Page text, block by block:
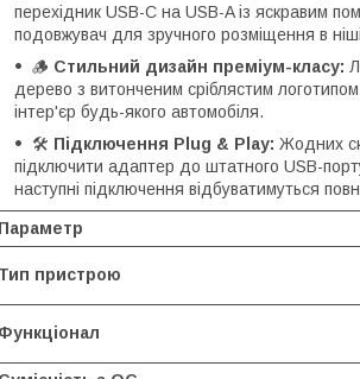
перехідник USB-C на USB-A із яскравим
подовжувач для зручного розміщення в
🪵 Стильний дизайн преміум-класу:
дерево з витонченим сріблястим
інтер'єр будь-якого автомобіля.
🛠️ Підключення Plug & Play: Жодних
підключити адаптер до штатного USB-
наступні підключення відбуватимуться
пристрою